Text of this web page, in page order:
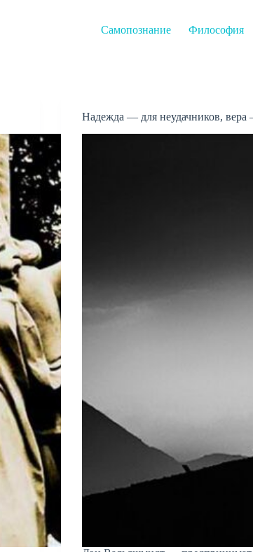
Самопознание Философия
Надежда — для неудачников, вера